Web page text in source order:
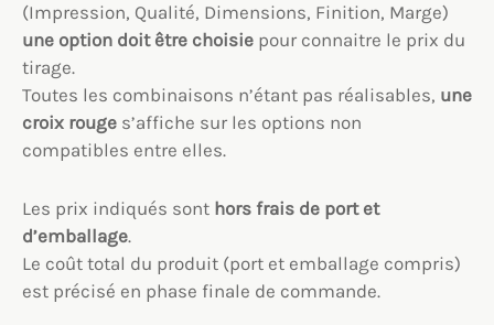
(Impression, Qualité, Dimensions, Finition, Marge)
une option doit être choisie pour connaitre le prix du
tirage.
Toutes les combinaisons n’étant pas réalisables, une
croix rouge s’affiche sur les options non
compatibles entre elles.
Les prix indiqués sont hors frais de port et
d’emballage.
Le coût total du produit (port et emballage compris)
est précisé en phase finale de commande.